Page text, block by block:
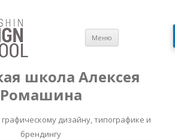
школа Алексея
Ромашина
дизайну, типографике и
брендингу
Меню
содержимому